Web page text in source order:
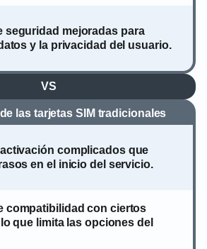
seguridad mejoradas para
y la privacidad del usuario.
VS
las tarjetas SIM tradicionales
complicados que
en el inicio del servicio.
compatibilidad con ciertos
que limita las opciones del